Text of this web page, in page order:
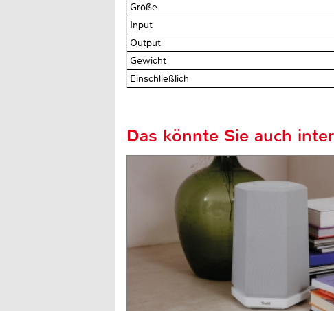
Größe
Input
Output
Gewicht
Einschließlich
Das könnte Sie auch